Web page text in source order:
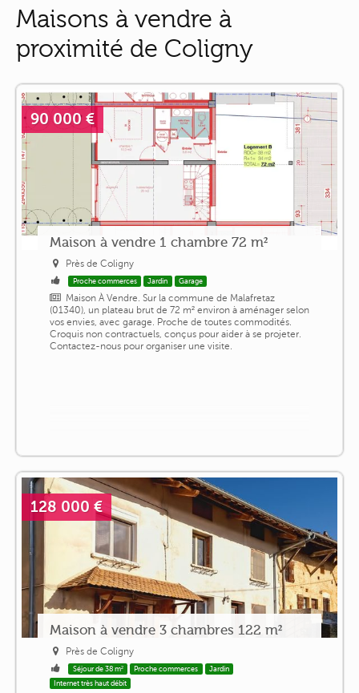
Maisons à vendre à
proximité de Coligny
90 000 €
Maison à vendre 1 chambre 72 m²
Près de Coligny
Proche commerces Jardin Garage
Maison À Vendre. Sur la commune de Malafretaz
(01340), un plateau brut de 72 m² environ à aménager selon
vos envies, avec garage. Proche de toutes commodités.
Croquis non contractuels, conçus pour aider à se projeter.
Contactez-nous pour organiser une visite.
128 000 €
Maison à vendre 3 chambres 122 m²
Près de Coligny
Séjour de 38 m² Proche commerces
Jardin
Internet très haut débit